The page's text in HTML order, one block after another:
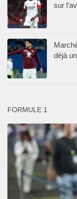
sur
déjà
FORMULE 1